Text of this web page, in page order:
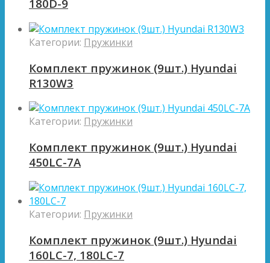
180D-9
Категории: Пружинки
Комплект пружинок (9шт.) Hyundai
R130W3
Категории: Пружинки
Комплект пружинок (9шт.) Hyundai
450LC-7A
Категории: Пружинки
Комплект пружинок (9шт.) Hyundai
160LC-7, 180LC-7